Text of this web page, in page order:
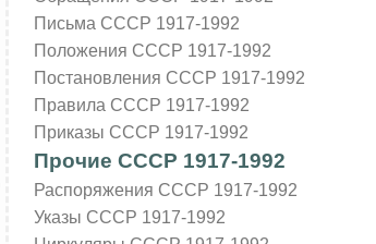
Письма СССР 1917-1992
Положения СССР 1917-1992
Постановления СССР 1917-1992
Правила СССР 1917-1992
Приказы СССР 1917-1992
Прочие СССР 1917-1992
Распоряжения СССР 1917-1992
Указы СССР 1917-1992